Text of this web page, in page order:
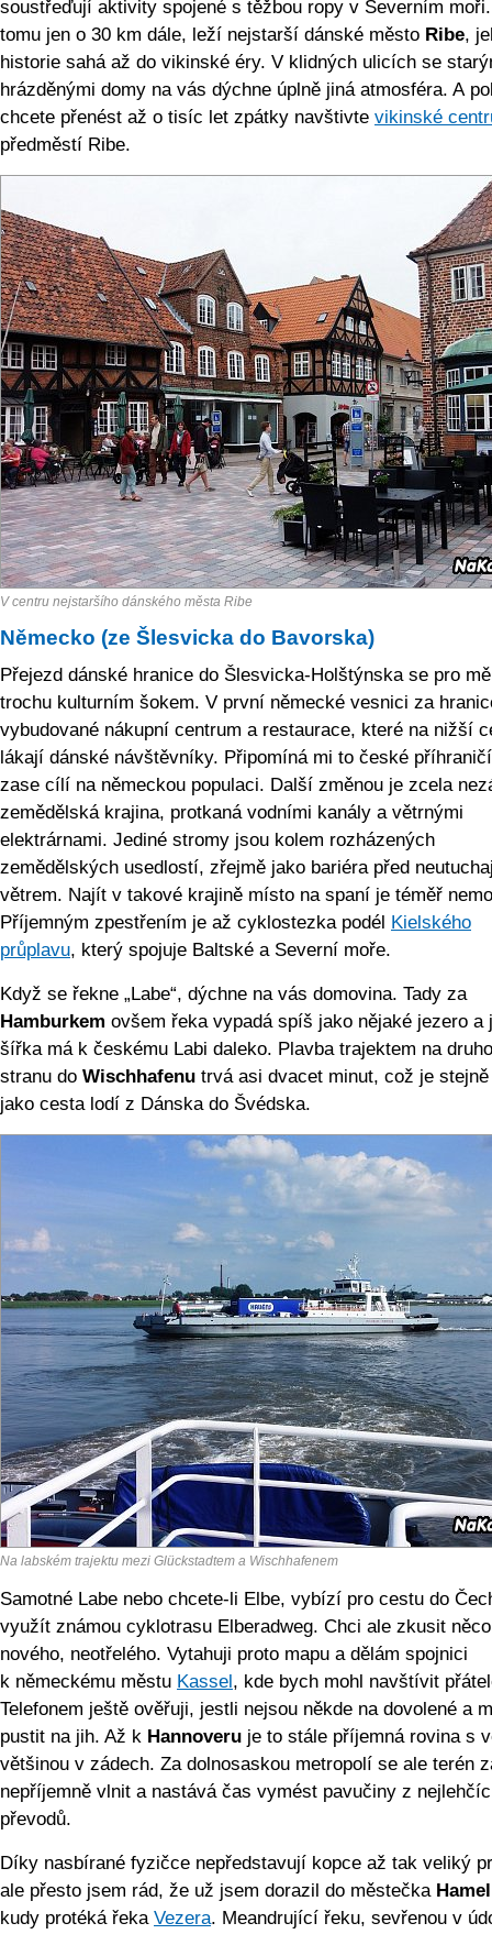
soustřeďují aktivity spojené s těžbou ropy v Severním
tomu jen o 30 km dále, leží nejstarší dánské město Ribe,
historie sahá až do vikinské éry. V klidných ulicích se
hrázděnými domy na vás dýchne úplně jiná atmosféra. A
chcete přenést až o tisíc let zpátky navštivte vikinské
předměstí Ribe.
V centru nejstaršího dánského města Ribe
Německo (ze Šlesvicka do Bavorska)
Přejezd dánské hranice do Šlesvicka-Holštýnska se pro
trochu kulturním šokem. V první německé vesnici za
vybudované nákupní centrum a restaurace, které na nižší
lákají dánské návštěvníky. Připomíná mi to české
zase cílí na německou populaci. Další změnou je zcela
zemědělská krajina, protkaná vodními kanály a větrnými
elektrárnami. Jediné stromy jsou kolem rozházených
zemědělských usedlostí, zřejmě jako bariéra před
větrem. Najít v takové krajině místo na spaní je téměř
Příjemným zpestřením je až cyklostezka podél Kielského
průplavu, který spojuje Baltské a Severní moře.
Když se řekne „Labe“, dýchne na vás domovina. Tady za
Hamburkem ovšem řeka vypadá spíš jako nějaké jezero a
šířka má k českému Labi daleko. Plavba trajektem na
stranu do Wischhafenu trvá asi dvacet minut, což je stejně
jako cesta lodí z Dánska do Švédska.
Na labském trajektu mezi Glückstadtem a Wischhafenem
Samotné Labe nebo chcete-li Elbe, vybízí pro cestu do
využít známou cyklotrasu Elberadweg. Chci ale zkusit něco
nového, neotřelého. Vytahuji proto mapu a dělám spojnici
k německému městu Kassel, kde bych mohl navštívit
Telefonem ještě ověřuji, jestli nejsou někde na dovolené a
pustit na jih. Až k Hannoveru je to stále příjemná rovina s
většinou v zádech. Za dolnosaskou metropolí se ale terén
nepříjemně vlnit a nastává čas vymést pavučiny z
převodů.
Díky nasbírané fyzičce nepředstavují kopce až tak veliký
ale přesto jsem rád, že už jsem dorazil do městečka
kudy protéká řeka Vezera. Meandrující řeku, sevřenou v